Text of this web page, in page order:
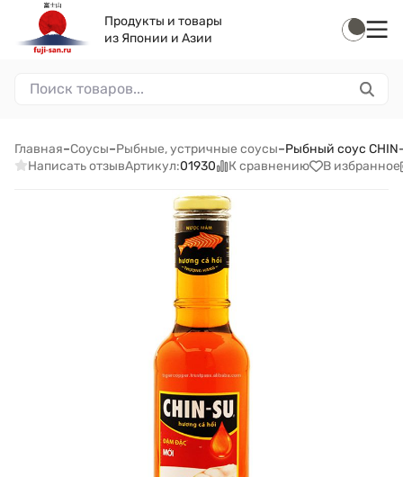
Продукты и товары
из Японии и Азии
Главная–Соусы–Рыбные, устричные соусы–Рыбный соус
Написать отзывАртикул:01930 К сравнению В избранное